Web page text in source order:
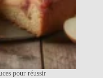
pour réussir